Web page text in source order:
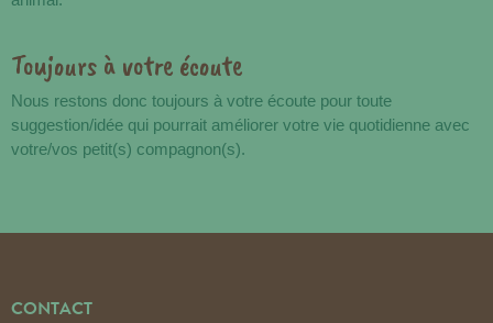
Toujours à votre écoute
Nous restons donc toujours à votre écoute pour toute
suggestion/idée qui pourrait améliorer votre vie quotidienne avec
votre/vos petit(s) compagnon(s).
CONTACT